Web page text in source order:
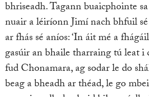
bhriseadh. Tagann buaicphointe
nuair a léiríonn Jimí nach bhfuil
ar fhás sé aníos: ‘In áit mé a
gasúir an bhaile tharraing tú leat
fud Chonamara, ag sodar le do
beag a bheadh ar théad, le go